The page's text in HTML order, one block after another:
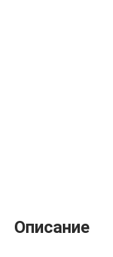
Описание